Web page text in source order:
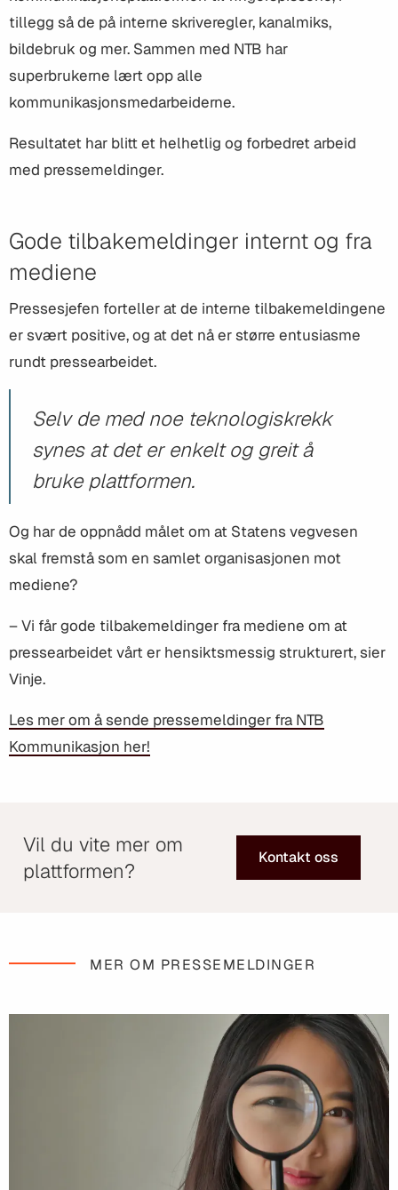
tillegg så de på interne skriveregler, kanalmiks,
bildebruk og mer. Sammen med NTB har
superbrukerne lært opp alle
kommunikasjonsmedarbeiderne.
Resultatet har blitt et helhetlig og forbedret arbeid
med pressemeldinger.
Gode tilbakemeldinger internt og fra
mediene
Pressesjefen forteller at de interne tilbakemeldingene
er svært positive, og at det nå er større entusiasme
rundt pressearbeidet.
Selv de med noe teknologiskrekk
synes at det er enkelt og greit å
bruke plattformen.
Og har de oppnådd målet om at Statens vegvesen
skal fremstå som en samlet organisasjonen mot
mediene?
– Vi får gode tilbakemeldinger fra mediene om at
pressearbeidet vårt er hensiktsmessig strukturert, sier
Vinje.
Les mer om å sende pressemeldinger fra NTB
Kommunikasjon her!
Vil du vite mer om
plattformen?
Kontakt oss
MER OM PRESSEMELDINGER